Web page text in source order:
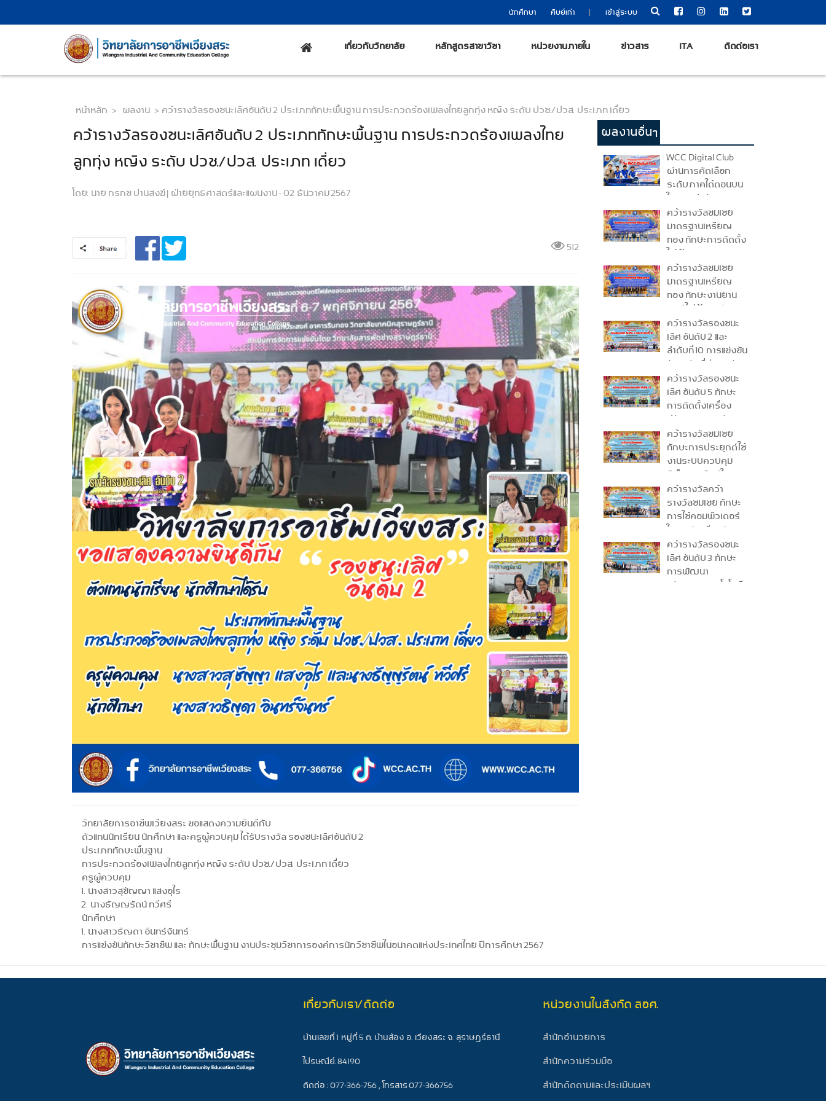
นักศึกษา ศิษย์เก่า | เข้าสู่ระบบ
เกี่ยวกับวิทยาลัย หลักสูตรสาขาวิชา หน่วยงานภายใน ข่าวสาร ITA ติดต่อเรา
หน้าหลัก > ผลงาน > คว้ารางวัลรองชนะเลิศอันดับ 2 ประเภททักษะพื้นฐาน การประกวดร้องเพลงไทยลูกทุ่ง หญิง ระดับ ปวช./ปวส. ประเภท เดี่ยว
คว้ารางวัลรองชนะเลิศอันดับ 2 ประเภททักษะพื้นฐาน การประกวดร้องเพลงไทย
ลูกทุ่ง หญิง ระดับ ปวช./ปวส. ประเภท เดี่ยว
โดย: นาย กรกช ปานสงฆ์ | ฝ่ายยุทธศาสตร์และแผนงาน - 02 ธันวาคม 2567
512
วิทยาลัยการอาชีพเวียงสระ ขอแสดงความยินดีกับ
ตัวแทนนักเรียน นักศึกษา และครูผู้ควบคุม ได้รับรางวัล รองชนะเลิศอันดับ 2
ประเภททักษะพื้นฐาน
การประกวดร้องเพลงไทยลูกทุ่ง หญิง ระดับ ปวช./ปวส. ประเภท เดี่ยว
ครูผู้ควบคุม
1. นางสาวสุชัญญา แสงอุไร
2. นางธัญญรัตน์ ทวีศรี
นักศึกษา
1. นางสาวธิญดา อินทร์จันทร์
การแข่งขันทักษะวิชาชีพ และ ทักษะพื้นฐาน งานประชุมวิชาการองค์การนักวิชาชีพในอนาคตแห่งประเทศไทย ปีการศึกษา 2567
ผลงานอื่นๆ
WCC Digital Club
ผ่านการคัดเลือก
ระดับภาคใต้ตอนบน
ในการแข่งขัน
National Coding &
AI Competition :
Coding Thailand
2026
คว้ารางวัลชมเชย
มาตรฐานเหรียญ
ทอง ทักษะการติดตั้ง
ไฟฟ้าและควบคุม
ไฟฟ้า (ระดับ ปวช.)
ระดับชาติ ครั้งที่ 34
ประจำปีการศึกษา
2568
คว้ารางวัลชมเชย
มาตรฐานเหรียญ
ทอง ทักษะงานยาน
ยนต์ไฟฟ้า (ระดับ
ปวส.) ระดับชาติ ครั้ง
ที่ 34 ประจำปีการ
ศึกษา 2568
คว้ารางวัลรองชนะ
เลิศ อันดับ 2 และ
ลำดับที่ 10 การแข่งขัน
ทักษะขับขี่ปลอดภัย
Honda ครั้งที่ 6
ระดับชาติ ประจำปี
การศึกษา 2568
คว้ารางวัลรองชนะ
เลิศ อันดับ 5 ทักษะ
การติดตั้งเครื่อง
ปรับอากาศ ระดับ
ปวช. ระดับภาคใต้
ครั้งที่ 36
คว้ารางวัลชมเชย
ทักษะการประยุกต์ใช้
งานระบบควบคุม
อิเล็กทรอนิกส์ในงาน
อุตสาหกรรม ระดับ
ปวส. ระดับภาคใต้
ครั้งที่ 36
คว้ารางวัลคว้า
รางวัลชมเชย ทักษะ
การใช้คอมพิวเตอร์
ในงานบัญชี ระดับ
ปวช. ระดับภาคใต้
ครั้งที่ 36
คว้ารางวัลรองชนะ
เลิศ อันดับ 3 ทักษะ
การพัฒนา
นวัตกรรมเทคโนโลยี
เกี่ยวกับเรา/ติดต่อ
บ้านเลขที่ 1 หมู่ที่ 5 ต. บ้านส้อง อ. เวียงสระ จ. สุราษฎร์ธานี
ไปรษณีย์. 84190
ติดต่อ : 077-366-756 , โทรสาร 077-366756
หน่วยงานในสังกัด สอศ.
สำนักอำนวยการ
สำนักความร่วมมือ
สำนักติดตามและประเมินผลฯ